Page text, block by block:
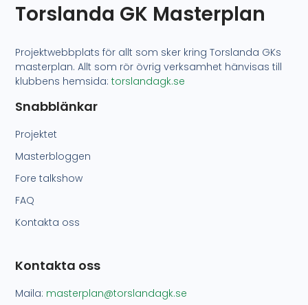
Torslanda GK Masterplan
Projektwebbplats för allt som sker kring Torslanda GKs
masterplan. Allt som rör övrig verksamhet hänvisas till
klubbens hemsida:torslandagk.se
Snabblänkar
Projektet
Masterbloggen
Fore talkshow
FAQ
Kontakta oss
Kontakta oss
Maila: masterplan@torslandagk.se